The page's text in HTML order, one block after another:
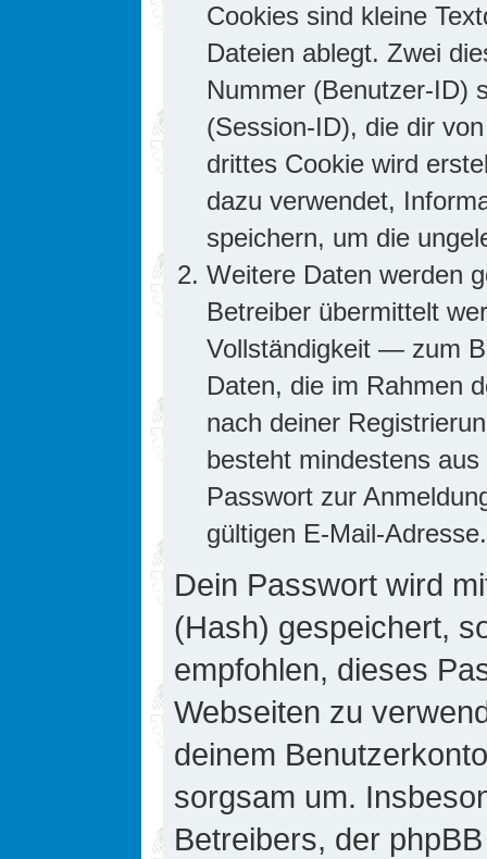
Cookies sind kleine
Dateien ablegt. Zwei
Nummer (Benutzer-ID)
(Session-ID), die dir
drittes Cookie wird
dazu verwendet,
speichern, um die
Weitere Daten werden
Betreiber übermittelt
Vollständigkeit — zum
Daten, die im Rahmen
nach deiner
besteht mindestens
Passwort zur
gültigen E-Mail-Adresse.
Dein Passwort wird
(Hash) gespeichert,
empfohlen, dieses
Webseiten zu
deinem
sorgsam um.
Betreibers, der